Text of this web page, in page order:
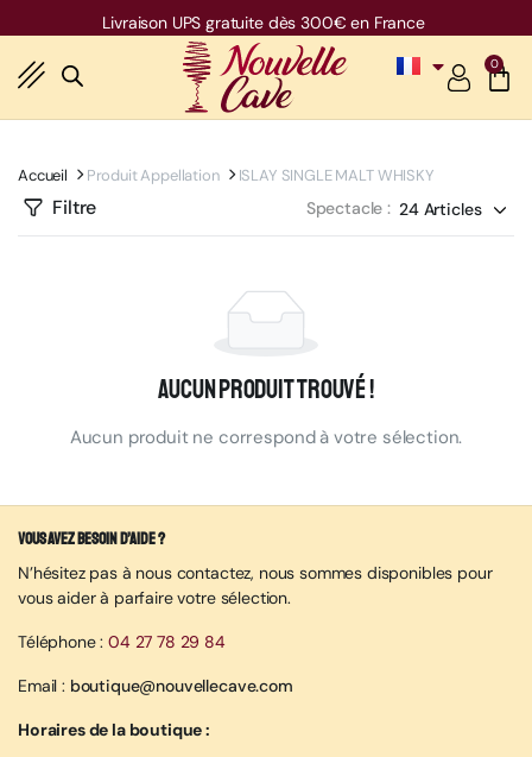
Livraison UPS gratuite dès 300€ en France
0
Accueil Produit Appellation ISLAY SINGLE MALT WHISKY
Filtre Spectacle :
Aucun produit trouvé !
Aucun produit ne correspond à votre sélection.
Vous avez besoin d’aide ?
N’hésitez pas à nous contactez, nous sommes disponibles pour
vous aider à parfaire votre sélection.
Téléphone :04 27 78 29 84
Email : boutique@nouvellecave.com
Horaires de la boutique :